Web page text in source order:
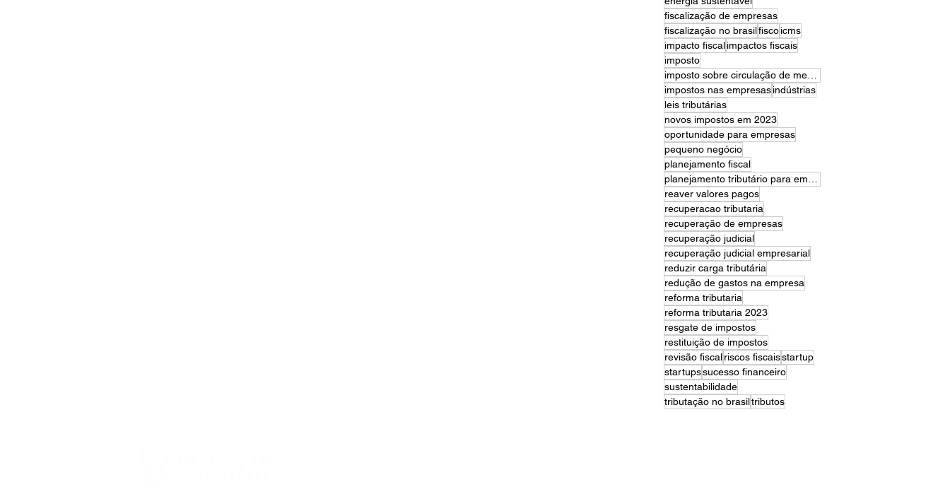
fiscalização de empresas
fiscalização no brasilfiscoicms
impacto fiscalimpactos fiscais
imposto
impostos nas empresasindústrias
leis tributárias
novos impostos em 2023
oportunidade para empresas
pequeno negócio
planejamento fiscal
reaver valores pagos
recuperacao tributaria
recuperação de empresas
recuperação judicial
recuperação judicial empresarial
reduzir carga tributária
redução de gastos na empresa
reforma tributaria
reforma tributaria 2023
resgate de impostos
restituição de impostos
revisão fiscalriscos fiscaisstartup
startupssucesso financeiro
sustentabilidade
tributação no brasiltributos